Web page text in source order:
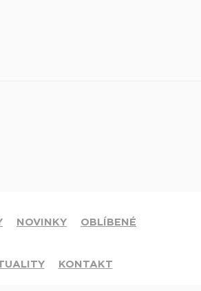
NOVINKY OBLÍBENÉ
KONTAKT